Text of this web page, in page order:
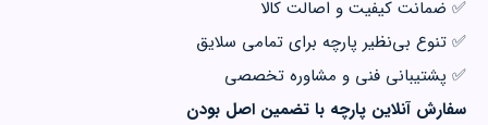
✅ ضمانت کیفیت و اصالت کالا
✅ تنوع بی‌نظیر پارچه برای تمامی سلایق
✅ پشتیبانی فنی و مشاوره تخصصی
سفارش آنلاین پارچه با تضمین اصل بودن